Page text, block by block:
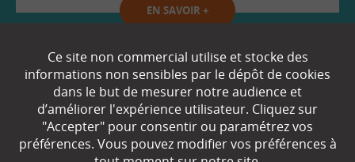
EN SAVOIR +
Qui sommes-nous ?
Partenaires
Espace Presse
Ce site non commercial utilise et stocke des
informations non sensibles par le dépôt de cookies
dans le but de mesurer notre audience et
d’améliorer l'expérience utilisateur. Cliquez sur
"Accepter" pour consentir ou paramétrez vos
préférences. Vous pouvez modifier vos préférences à